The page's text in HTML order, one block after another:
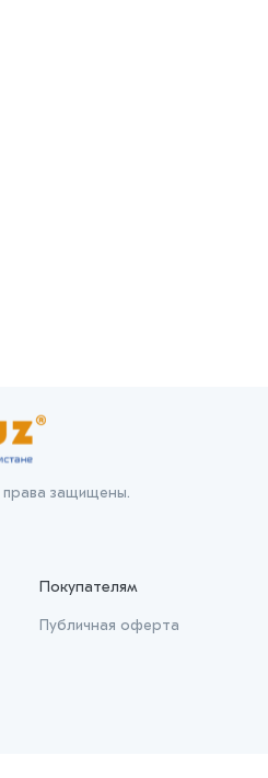
Покупателям
Публичная оферта
права защищены.